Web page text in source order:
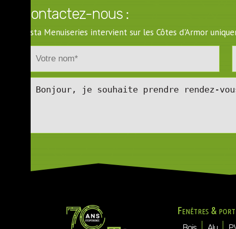
Contactez-nous :
Costa Menuiseries intervient sur les Côtes d'Armor
Fenêtres &